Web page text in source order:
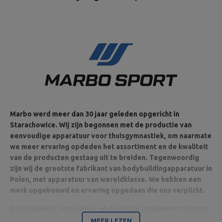
Marbo werd meer dan 30 jaar geleden opgericht in
Starachowice. Wij zijn begonnen met de productie van
eenvoudige apparatuur voor thuisgymnastiek, om naarmate
we meer ervaring opdeden het assortiment en de kwaliteit
van de producten gestaag uit te breiden. Tegenwoordig
zijn wij de grootste fabrikant van bodybuildingapparatuur in
Polen, met apparatuur van wereldklasse. We hebben een
merk opgebouwd en ervaring opgedaan die ons verplicht.
ultramoderne machines zijn wij in staat apparatuur van de
MEER LEZEN